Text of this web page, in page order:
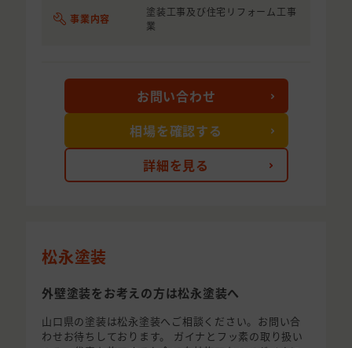
事業内容
塗装工事及び住宅リフォーム工事
業
詳細を見る
お問い合わせ
相場を確認する
松永塗装
外壁塗装をお考えの方は松永塗装へ
山口県の塗装は松永塗装へご相談ください。お問い合
わせお待ちしております。 ガイナとフッ素の取り扱い